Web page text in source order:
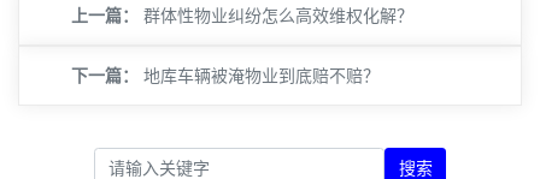
上一篇： 群体性物业纠纷怎么高效维权化解？
下一篇： 地库车辆被淹物业到底赔不赔？
搜索